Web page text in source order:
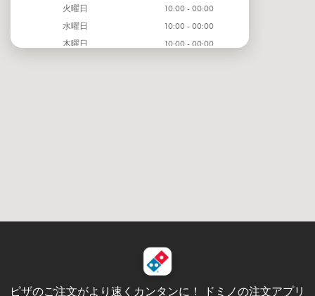
火曜日
10:00 - 00:00
水曜日
10:00 - 00:00
木曜日
10:00 - 00:00
ピザのご注文がより速くカンタンに！ ドミノの注文アプリ